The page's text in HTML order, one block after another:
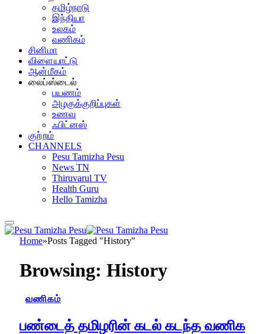
தமிழ்நாடு
இந்தியா
உலகம்
வணிகம்
சினிமா
விளையாட்டு
ஆன்மீகம்
லைப்ஸ்டைல்
பயணம்
அழகுக்குறிப்புகள்
உணவு
ஃபிட்னஸ்
குற்றம்
CHANNELS
Pesu Tamizha Pesu
News TN
Thiruvarul TV
Health Guru
Hello Tamizha
Home»Posts Tagged "History"
Browsing: History
வணிகம்
பண்டைத் தமிழரின் கடல் கடந்த வணிக